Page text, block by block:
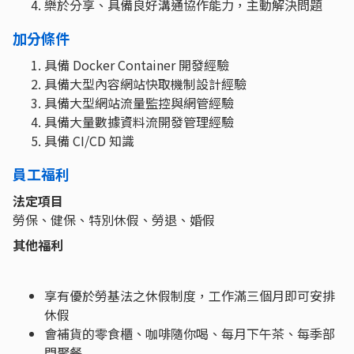
樂於分享、具備良好溝通協作能力，主動解決問題
加分條件
具備 Docker Container 開發經驗
具備大型內容網站快取機制設計經驗
具備大型網站流量監控與網管經驗
具備大量數據資料流開發管理經驗
具備 CI/CD 知識
員工福利
法定項目
勞保、健保、特別休假、勞退、婚假
其他福利
享有優於勞基法之休假制度，工作滿三個月即可安排
休假
會補貨的零食櫃、咖啡隨你喝、每月下午茶、每季部